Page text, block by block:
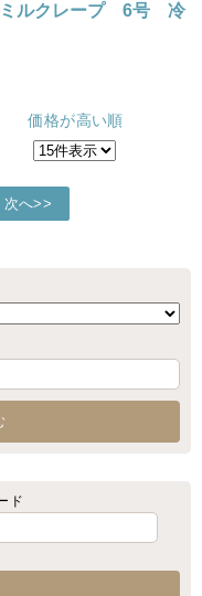
ルクレープ 6号 冷
価格が高い順
次へ>>
ド